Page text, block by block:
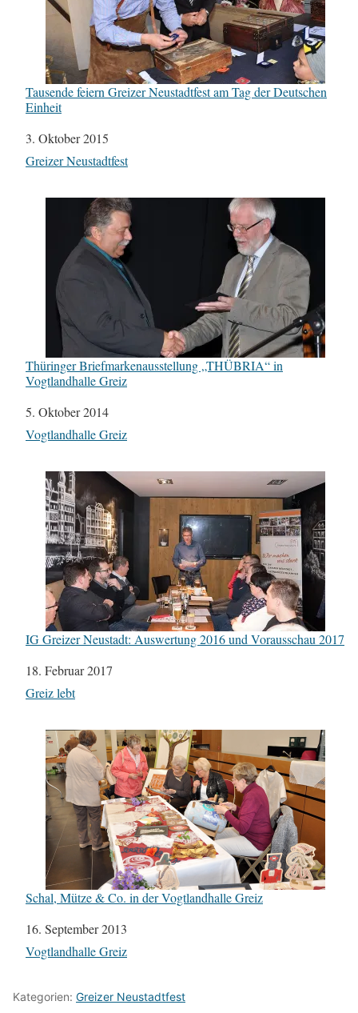
Tausende feiern Greizer Neustadtfest am Tag der Deutschen
Einheit
Datum
3. Oktober 2015
In Bezug auf
Greizer Neustadtfest
Thüringer Briefmarkenausstellung „THÜBRIA“ in
Vogtlandhalle Greiz
Datum
5. Oktober 2014
In Bezug auf
Vogtlandhalle Greiz
IG Greizer Neustadt: Auswertung 2016 und Vorausschau 2017
Datum
18. Februar 2017
In Bezug auf
Greiz lebt
Schal, Mütze & Co. in der Vogtlandhalle Greiz
Datum
16. September 2013
In Bezug auf
Vogtlandhalle Greiz
Kategorien: Greizer Neustadtfest